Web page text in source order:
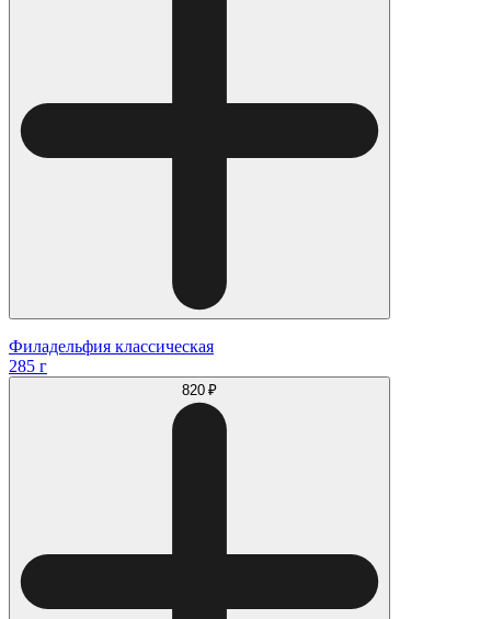
Филадельфия классическая
285 г
820 ₽